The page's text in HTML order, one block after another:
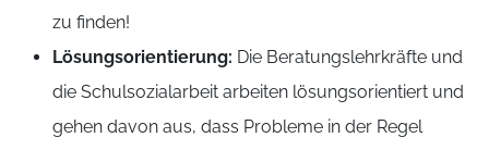
zu finden!
Lösungsorientierung: Die Beratungslehrkräfte und
die Schulsozialarbeit arbeiten lösungsorientiert und
gehen davon aus, dass Probleme in der Regel